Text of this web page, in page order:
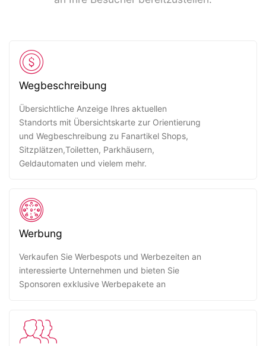
Wegbeschreibung
Übersichtliche Anzeige Ihres aktuellen
Standorts mit Übersichtskarte zur Orientierung
und Wegbeschreibung zu Fanartikel Shops,
Sitzplätzen,Toiletten, Parkhäusern,
Geldautomaten und vielem mehr.
Werbung
Verkaufen Sie Werbespots und Werbezeiten an
interessierte Unternehmen und bieten Sie
Sponsoren exklusive Werbepakete an